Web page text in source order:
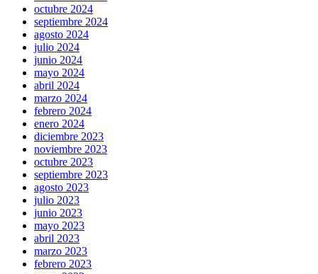
octubre 2024
septiembre 2024
agosto 2024
julio 2024
junio 2024
mayo 2024
abril 2024
marzo 2024
febrero 2024
enero 2024
diciembre 2023
noviembre 2023
octubre 2023
septiembre 2023
agosto 2023
julio 2023
junio 2023
mayo 2023
abril 2023
marzo 2023
febrero 2023